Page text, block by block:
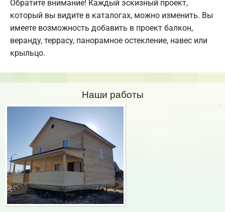
Обратите внимание! Каждый эскизный проект,
который вы видите в каталогах, можно изменить. Вы
имеете возможность добавить в проект балкон,
веранду, террасу, панорамное остекление, навес или
крыльцо.
Наши работы